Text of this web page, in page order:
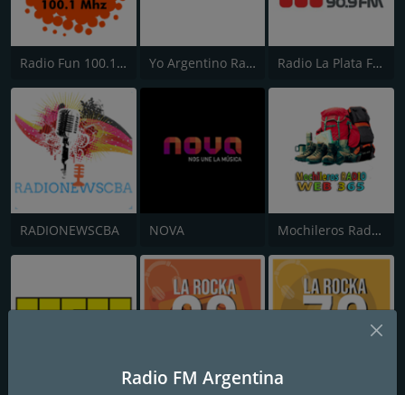
Radio Fun 100.1 FM Yo Argentino Radio Radio La Plata FM 90.9
RADIONEWSCBA NOVA Mochileros Radio Web365
Radio FM Argentina